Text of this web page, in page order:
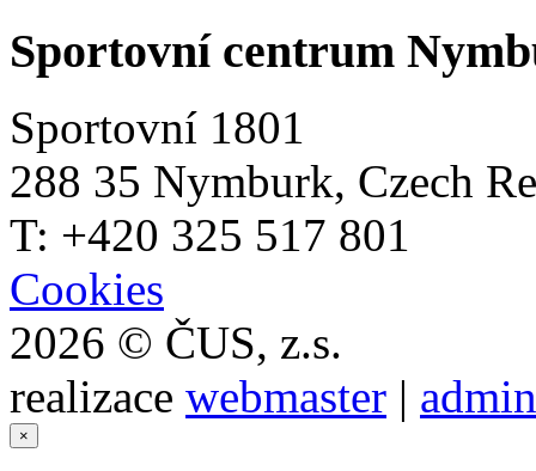
Sportovní centrum
Sportovní 1801
288 35 Nymburk, Czech
T: +420 325 517 801
Cookies
2026 © ČUS, z.s.
realizace webmaster |
×